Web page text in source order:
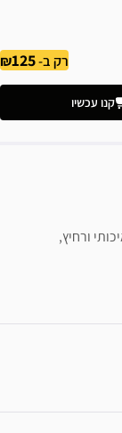
רק ב-125
קנו עכשיו
ורחיץ,